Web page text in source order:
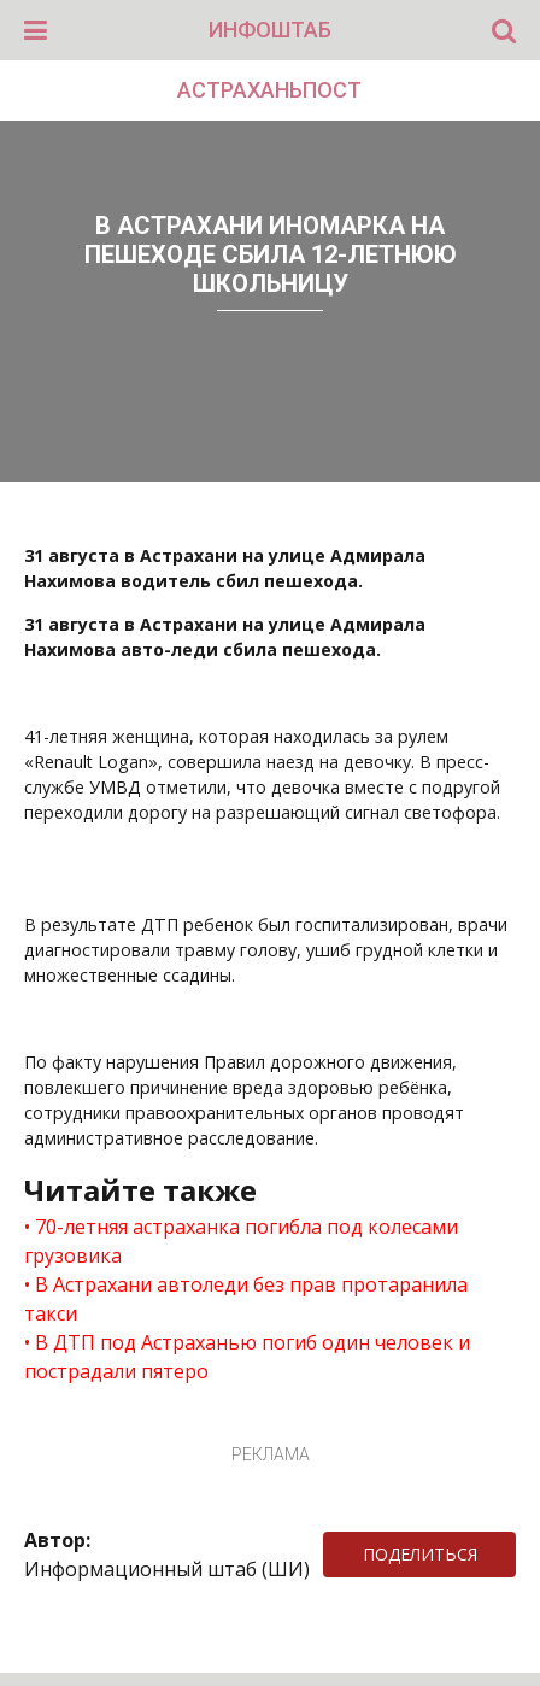
ИНФОШТАБ
АСТРАХАНЬПОСТ
В АСТРАХАНИ ИНОМАРКА НА
ПЕШЕХОДЕ СБИЛА 12-ЛЕТНЮЮ
ШКОЛЬНИЦУ
31 августа в Астрахани на улице Адмирала
Нахимова водитель сбил пешехода.
31 августа в Астрахани на улице Адмирала
Нахимова авто-леди сбила пешехода.
41-летняя женщина, которая находилась за рулем
«Renault Logan», совершила наезд на девочку. В пресс-
службе УМВД отметили, что девочка вместе с подругой
переходили дорогу на разрешающий сигнал светофора.
В результате ДТП ребенок был госпитализирован, врачи
диагностировали травму голову, ушиб грудной клетки и
множественные ссадины.
По факту нарушения Правил дорожного движения,
повлекшего причинение вреда здоровью ребёнка,
сотрудники правоохранительных органов проводят
административное расследование.
Читайте также
70-летняя астраханка погибла под колесами
грузовика
В Астрахани автоледи без прав протаранила
такси
В ДТП под Астраханью погиб один человек и
пострадали пятеро
РЕКЛАМА
Автор:
Информационный штаб (ШИ)
ПОДЕЛИТЬСЯ